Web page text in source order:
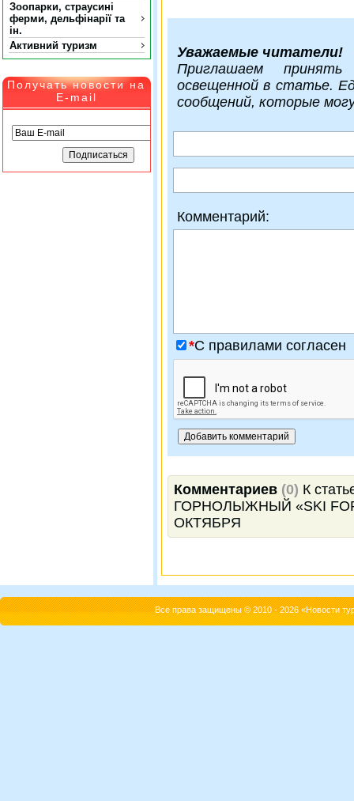
Зоопарки, страусині
ферми, дельфінарії та
ін.
Активний туризм
Получать новости на
E-mail
Уважаемые читатели!
Приглашаем
освещенной в статье.
сообщений, которые
Комментарий:
*C правилами согласен
Комментариев (0) К
ГОРНОЛЫЖНЫЙ «SKI
ОКТЯБРЯ
Все права защищены © 2010 - 2026 «Новости